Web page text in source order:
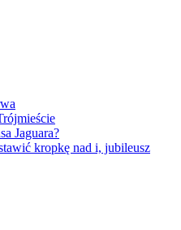
Jaguara?
kropkę nad i, jubileusz